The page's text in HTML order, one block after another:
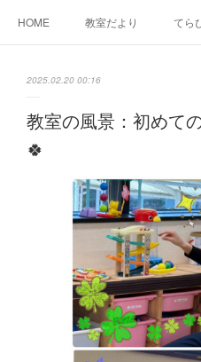
HOME 教室だより てら
2025.02.20 00:16
教室の風景：初めて
🍀